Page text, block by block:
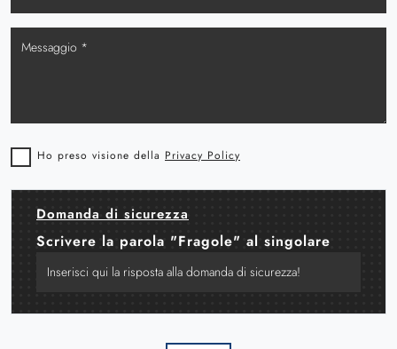
Ho preso visione della Privacy Policy
Domanda di sicurezza
Scrivere la parola "Fragole" al singolare